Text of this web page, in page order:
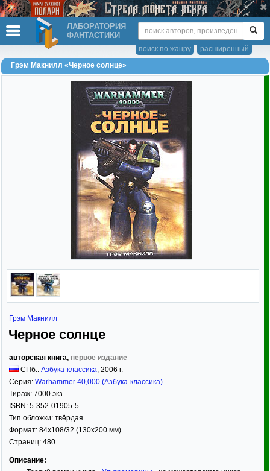
ЛАБОРАТОРИЯ
ФАНТАСТИКИ
расширенный
поиск по жанру
Грэм Макнилл «Черное солнце»
Грэм Макнилл
Черное солнце
авторская книга, первое издание
СПб.: Азбука-классика, 2006 г.
Серия: Warhammer 40,000 (Азбука-классика)
Тираж: 7000 экз.
ISBN: 5-352-01905-5
Тип обложки: твёрдая
Формат: 84x108/32 (130x200 мм)
Страниц: 480
Описание: